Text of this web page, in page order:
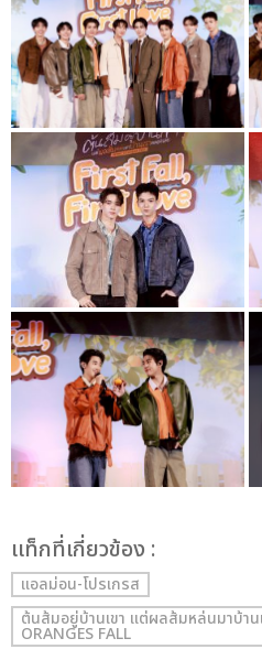
เเท็กที่เกี่ยวข้อง :
แอลม่อน-โปรเกรส
ต้นส้มอยู่บ้านเขา แต่ผลส้มหล่นมาบ้าน
ORANGES FALL